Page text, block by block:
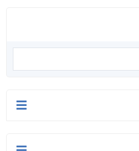
עו"ד מאלק חיר